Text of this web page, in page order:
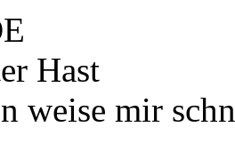
Hast
weise mir